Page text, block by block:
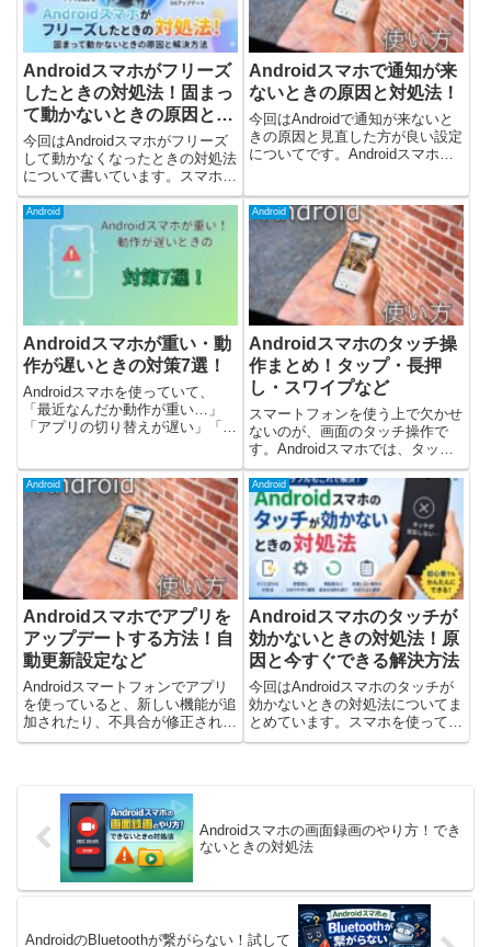
Androidスマホがフリーズ
したときの対処法！固まっ
て動かないときの原因と解
決方法
今回はAndroidスマホがフリーズ
して動かなくなったときの対処法
について書いています。スマホを
使っていると、突然このような状
態になることがあります。画面が
固まって操作できないタッチして
も反応しない電源ボタンも効かな
いアプリが完全に止まって...
Androidスマホで通知が来
ないときの原因と対処法！
今回はAndroidで通知が来ないと
きの原因と見直した方が良い設定
についてです。Androidスマホを
たときにだけ通知に気づく設定を
変えた覚えがないのに通知されな
いと困ったことは...
Android
Androidスマホが重い・動
作が遅いときの対策7選！
Androidスマホを使っていて、
「最近なんだか動作が重い…」
「アプリの切り替えが遅い」「フ
の故障ではなく設定や使い方が原
因のケースがほとんどです。この
記事では、Androidスマ...
Android
Androidスマホのタッチ操
作まとめ！タップ・長押
し・スワイプなど
スマートフォンを使う上で欠かせ
ないのが、画面のタッチ操作で
す。Androidスマホでは、タップ
や長押し、スワイプ、ピンチなど
の操作を使い分けて、アプリを開
いたり画面を切り替えたりしま
す。この記事では、Androidスマ
ホでよく使う基本的なタ...
Android
Androidスマホでアプリを
アップデートする方法！自
動更新設定など
Androidスマートフォンでアプリ
を使っていると、新しい機能が追
加されたり、不具合が修正された
りすることがあります。これらを
は、Androidスマホでアプリをア
ップデートする方法...
Android
Androidスマホのタッチが
効かないときの対処法！原
因と今すぐできる解決方法
今回はAndroidスマホのタッチが
効かないときの対処法についてま
とめています。スマホを使ってい
て、突然、このようなことが起こ
Androidスマホの画面録画のやり方！でき
ないときの対処法
AndroidのBluetoothが繋がらない！試して